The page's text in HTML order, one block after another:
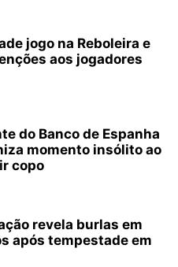
jogo na Reboleira e
aos jogadores
do Banco de Espanha
momento insólito ao
copo
revela burlas em
após tempestade em